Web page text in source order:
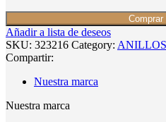
Comprar
Añadir a lista de deseos
SKU: 323216 Category: ANILLOS
Compartir:
Nuestra marca
Nuestra marca